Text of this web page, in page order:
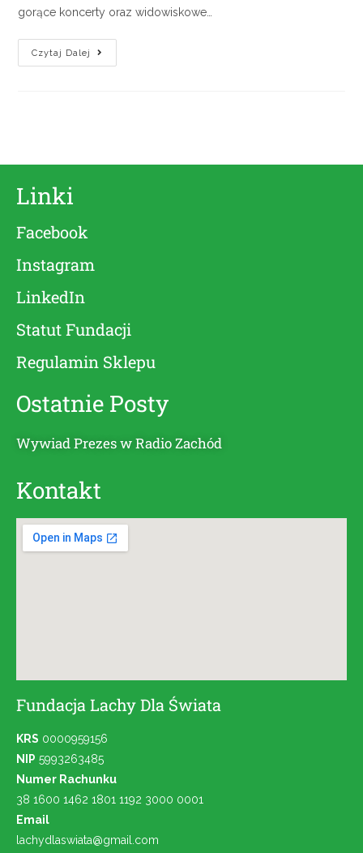
gorące koncerty oraz widowiskowe…
Czytaj Dalej
Linki
Facebook
Instagram
LinkedIn
Statut Fundacji
Regulamin Sklepu
Ostatnie Posty
Wywiad Prezes w Radio Zachód
Kontakt
Fundacja Lachy Dla Świata
KRS 0000959156
NIP 5993263485
Numer Rachunku
38 1600 1462 1801 1192 3000 0001
Email
lachydlaswiata@gmail.com